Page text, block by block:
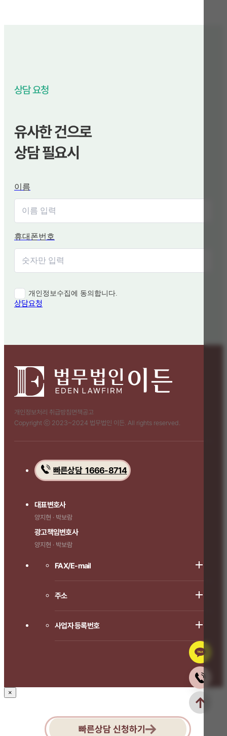
상담 요청
유사한 건으로
상담 필요시
이름
휴대폰번호
개인정보수집에 동의합니다.
상담요청
빠른상담 신청하기
개인정보처리 취급방침 면책공고
Copyright ⓒ 2023~2024 법무법인 이든. All rights reserved.
빠른상담 1666-8714
대표변호사
양지현 · 박보람
광고책임변호사
양지현 · 박보람
FAX/E-mail
주소
사업자 등록번호
×